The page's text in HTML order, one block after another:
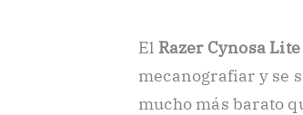
El Razer Cynosa Lite
mecanografiar y se
mucho más barato